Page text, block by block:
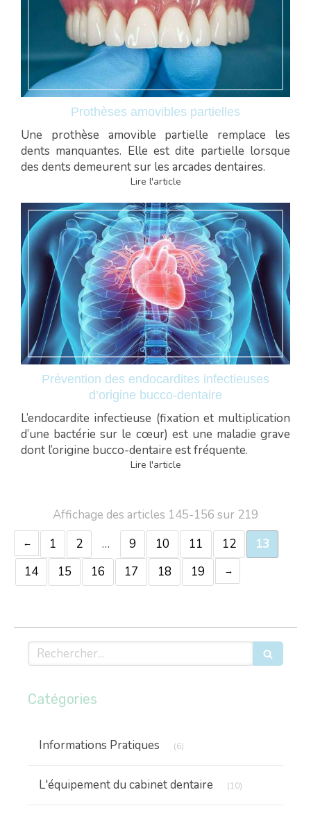
Prothèses amovibles partielles
Une prothèse amovible partielle remplace les
dents manquantes. Elle est dite partielle lorsque
des dents demeurent sur les arcades dentaires.
Lire l'article
Prévention des endocardites infectieuses
d’origine bucco-dentaire
L’endocardite infectieuse (fixation et multiplication
d’une bactérie sur le cœur) est une maladie grave
dont l’origine bucco-dentaire est fréquente.
Lire l'article
Affichage des articles 145-156 sur 219
1
2 … 9 10 11 12
13
14
15 16 17 18 19
Rechercher
Catégories
Informations Pratiques (6)
L'équipement du cabinet dentaire (10)